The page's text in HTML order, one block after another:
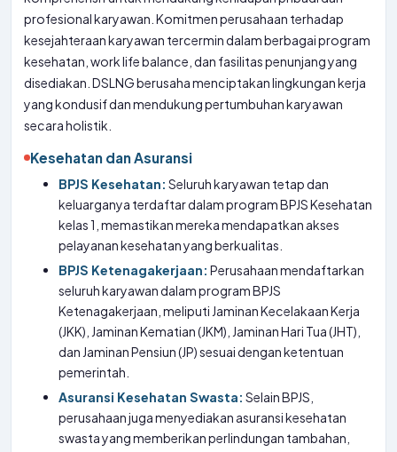
profesional karyawan. Komitmen perusahaan terhadap
kesejahteraan karyawan tercermin dalam berbagai program
kesehatan, work life balance, dan fasilitas penunjang yang
disediakan. DSLNG berusaha menciptakan lingkungan kerja
yang kondusif dan mendukung pertumbuhan karyawan
secara holistik.
Kesehatan dan Asuransi
BPJS Kesehatan: Seluruh karyawan tetap dan
keluarganya terdaftar dalam program BPJS Kesehatan
kelas 1, memastikan mereka mendapatkan akses
pelayanan kesehatan yang berkualitas.
BPJS Ketenagakerjaan: Perusahaan mendaftarkan
seluruh karyawan dalam program BPJS
Ketenagakerjaan, meliputi Jaminan Kecelakaan Kerja
(JKK), Jaminan Kematian (JKM), Jaminan Hari Tua (JHT),
dan Jaminan Pensiun (JP) sesuai dengan ketentuan
pemerintah.
Asuransi Kesehatan Swasta: Selain BPJS,
perusahaan juga menyediakan asuransi kesehatan
swasta yang memberikan perlindungan tambahan,